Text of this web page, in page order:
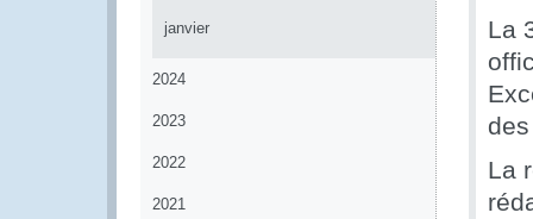
janvier
2024
2023
2022
2021
La
La